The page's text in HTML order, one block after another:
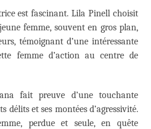
est fascinant. Lila Pinell choisit
femme, souvent en gros plan,
témoignant d’une intéressante
femme d’action au centre de
fait preuve d’une touchante
délits et ses montées d’agressivité.
perdue et seule, en quête